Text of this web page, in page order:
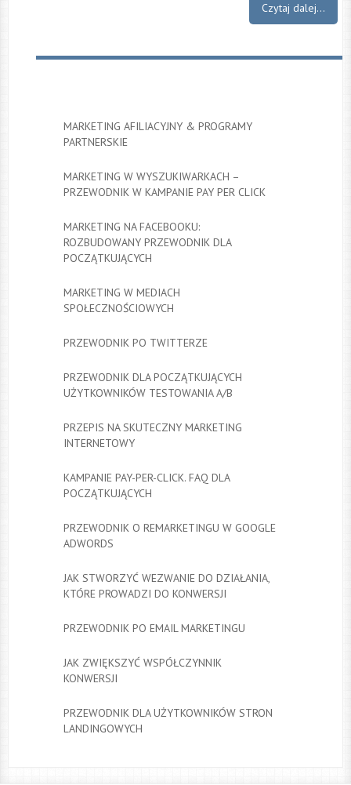
Czytaj dalej...
MARKETING AFILIACYJNY & PROGRAMY
PARTNERSKIE
MARKETING W WYSZUKIWARKACH –
PRZEWODNIK W KAMPANIE PAY PER CLICK
MARKETING NA FACEBOOKU:
ROZBUDOWANY PRZEWODNIK DLA
POCZĄTKUJĄCYCH
MARKETING W MEDIACH
SPOŁECZNOŚCIOWYCH
PRZEWODNIK PO TWITTERZE
PRZEWODNIK DLA POCZĄTKUJĄCYCH
UŻYTKOWNIKÓW TESTOWANIA A/B
PRZEPIS NA SKUTECZNY MARKETING
INTERNETOWY
KAMPANIE PAY-PER-CLICK. FAQ DLA
POCZĄTKUJĄCYCH
PRZEWODNIK O REMARKETINGU W GOOGLE
ADWORDS
JAK STWORZYĆ WEZWANIE DO DZIAŁANIA,
KTÓRE PROWADZI DO KONWERSJI
PRZEWODNIK PO EMAIL MARKETINGU
JAK ZWIĘKSZYĆ WSPÓŁCZYNNIK
KONWERSJI
PRZEWODNIK DLA UŻYTKOWNIKÓW STRON
LANDINGOWYCH